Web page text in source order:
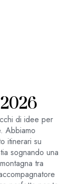
di idee per
Abbiamo
itinerari su
sognando una
tra